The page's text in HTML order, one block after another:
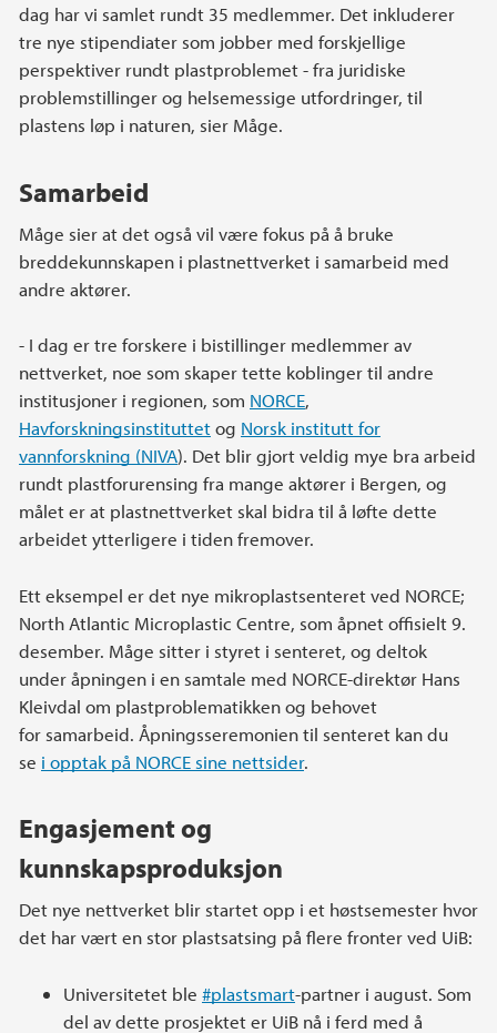
dag har vi samlet rundt 35 medlemmer. Det inkluderer
tre nye stipendiater som jobber med forskjellige
perspektiver rundt plastproblemet - fra juridiske
problemstillinger og helsemessige utfordringer, til
plastens løp i naturen, sier Måge.
Samarbeid
Måge sier at det også vil være fokus på å bruke
breddekunnskapen i plastnettverket i samarbeid med
andre aktører.
- I dag er tre forskere i bistillinger medlemmer av
nettverket, noe som skaper tette koblinger til andre
institusjoner i regionen, som NORCE,
Havforskningsinstituttetog Norsk institutt for
vannforskning (NIVA). Det blir gjort veldig mye bra arbeid
rundt plastforurensing fra mange aktører i Bergen, og
målet er at plastnettverket skal bidra til å løfte dette
arbeidet ytterligere i tiden fremover.
Ett eksempel er det nye mikroplastsenteret ved NORCE;
North Atlantic Microplastic Centre, som åpnet offisielt 9.
desember. Måge sitter i styret i senteret, og deltok
under åpningen i en samtale med NORCE-direktør Hans
Kleivdal om plastproblematikken og behovet
for samarbeid. Åpningsseremonien til senteret kan du
se i opptak på NORCE sine nettsider.
Engasjement og
kunnskapsproduksjon
Det nye nettverket blir startet opp i et høstsemester hvor
det har vært en stor plastsatsing på flere fronter ved UiB:
Universitetet ble #plastsmart-partner i august. Som
del av dette prosjektet er UiB nå i ferd med å